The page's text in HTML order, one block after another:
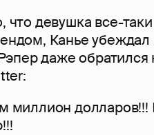
девушка все-
Канье убеждал
даже обратился
миллион долларов!!!